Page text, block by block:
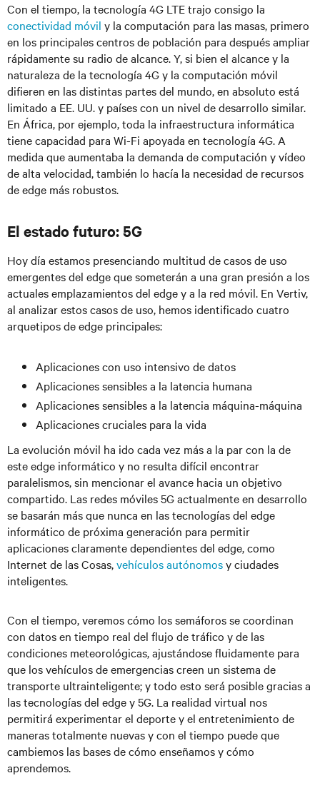
Con el tiempo, la tecnología 4G LTE trajo consigo la
conectividad móvil y la computación para las masas, primero
en los principales centros de población para después ampliar
rápidamente su radio de alcance. Y, si bien el alcance y la
naturaleza de la tecnología 4G y la computación móvil
difieren en las distintas partes del mundo, en absoluto está
limitado a EE. UU. y países con un nivel de desarrollo similar.
En África, por ejemplo, toda la infraestructura informática
tiene capacidad para Wi-Fi apoyada en tecnología 4G. A
medida que aumentaba la demanda de computación y vídeo
de alta velocidad, también lo hacía la necesidad de recursos
de edge más robustos.
El estado futuro: 5G
Hoy día estamos presenciando multitud de casos de uso
emergentes del edge que someterán a una gran presión a los
actuales emplazamientos del edge y a la red móvil. En Vertiv,
al analizar estos casos de uso, hemos identificado cuatro
arquetipos de edge principales:
Aplicaciones con uso intensivo de datos
Aplicaciones sensibles a la latencia humana
Aplicaciones sensibles a la latencia máquina-máquina
Aplicaciones cruciales para la vida
La evolución móvil ha ido cada vez más a la par con la de
este edge informático y no resulta difícil encontrar
paralelismos, sin mencionar el avance hacia un objetivo
compartido. Las redes móviles 5G actualmente en desarrollo
se basarán más que nunca en las tecnologías del edge
informático de próxima generación para permitir
aplicaciones claramente dependientes del edge, como
Internet de las Cosas,vehículos autónomosy ciudades
inteligentes.
Con el tiempo, veremos cómo los semáforos se coordinan
con datos en tiempo real del flujo de tráfico y de las
condiciones meteorológicas, ajustándose fluidamente para
que los vehículos de emergencias creen un sistema de
transporte ultrainteligente; y todo esto será posible gracias a
las tecnologías del edge y 5G. La realidad virtual nos
permitirá experimentar el deporte y el entretenimiento de
maneras totalmente nuevas y con el tiempo puede que
cambiemos las bases de cómo enseñamos y cómo
aprendemos.